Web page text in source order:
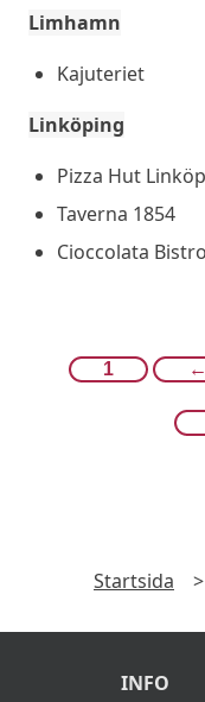
Limhamn
Kajuteriet
Linköping
Pizza Hut
Taverna 1854
Cioccolata Bistro
1 ←
Startsida >
INFO